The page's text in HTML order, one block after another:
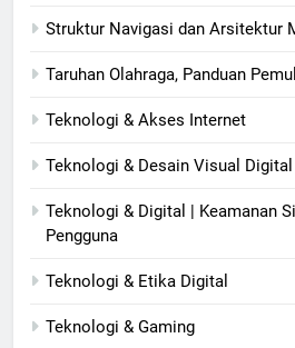
Struktur Navigasi dan Arsitektur
Taruhan Olahraga, Panduan
Teknologi & Akses Internet
Teknologi & Desain Visual Digital
Teknologi & Digital | Keamanan
Pengguna
Teknologi & Etika Digital
Teknologi & Gaming